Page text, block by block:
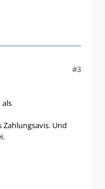
#3
als
Und